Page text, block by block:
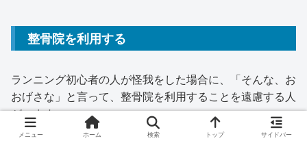
整骨院を利用する
ランニング初心者の人が怪我をした場合に、「そんな、お
おげさな」と言って、整骨院を利用することを遠慮する人
がいます。
メニュー ホーム 検索 トップ サイドバー